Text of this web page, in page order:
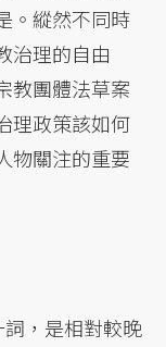
。縱然不同時
治理的自由
教團體法草案
理政策該如何
物關注的重要
，是相對較晚